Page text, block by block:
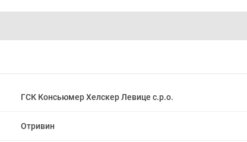
ГСК Консьюмер Хелскер Левице с.р.о.
Отривин